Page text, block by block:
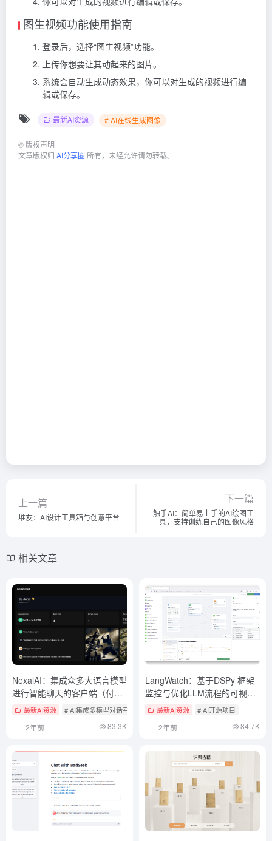
图生视频功能使用指南
登录后，选择“图生视频”功能。
上传你想要让其动起来的图片。
系统会自动生成动态效果，你可以对生成的视频进行编
辑或保存。
最新AI资源 # AI在线生成图像
©版权声明
文章版权归 AI分享圈 所有，未经允许请勿转载。
上一篇
堆友：AI设计工具箱与创意平台
下一篇
触手AI：简单易上手的AI绘图工
具，支持训练自己的图像风格
相关文章
NexalAI：集成众多大语言模型
进行智能聊天的客户端（付
费）最新AI资源 # AI集成多模型对话平台
2年前 83.3K
LangWatch：基于DSPy 框架
监控与优化LLM流程的可视化
工具最新AI资源 # AI开源项目
2年前 84.7K